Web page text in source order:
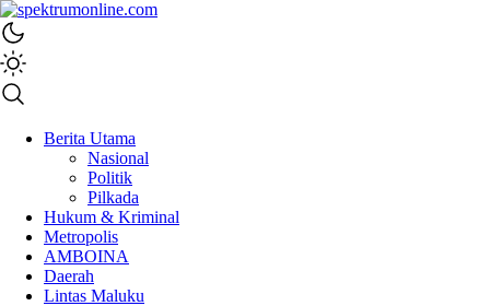
spektrumonline.com
Berita Utama
Nasional
Politik
Pilkada
Hukum & Kriminal
Metropolis
AMBOINA
Daerah
Lintas Maluku